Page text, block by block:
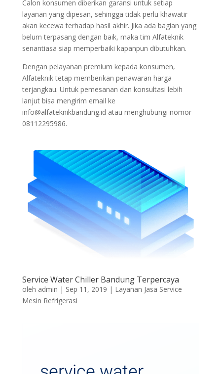
Calon konsumen diberikan garansi untuk setiap
layanan yang dipesan, sehingga tidak perlu khawatir
akan kecewa terhadap hasil akhir. Jika ada bagian yang
belum terpasang dengan baik, maka tim Alfateknik
senantiasa siap memperbaiki kapanpun dibutuhkan.
Dengan pelayanan premium kepada konsumen,
Alfateknik tetap memberikan penawaran harga
terjangkau. Untuk pemesanan dan konsultasi lebih
lanjut bisa mengirim email ke
info@alfateknikbandung.id atau menghubungi nomor
08112295986.
Service Water Chiller Bandung Terpercaya
oleh admin | Sep 11, 2019 | Layanan Jasa Service
Mesin Refrigerasi